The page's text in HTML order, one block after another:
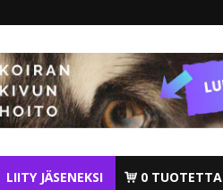
LIITY JÄSENEKSI 0 TUOTETTA